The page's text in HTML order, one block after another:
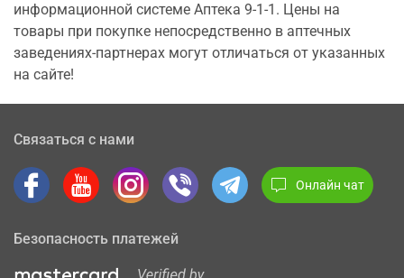
информационной системе Аптека 9-1-1. Цены на
товары при покупке непосредственно в аптечных
заведениях-партнерах могут отличаться от указанных
на сайте!
Связаться с нами
Онлайн чат
Безопасность платежей